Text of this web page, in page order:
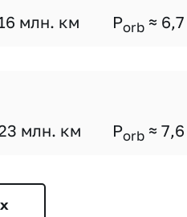
млн. км Porb ≈ 6,7
млн. км Porb ≈ 7,6